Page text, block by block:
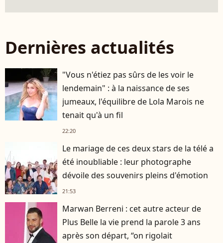
Dernières actualités
"Vous n'étiez pas sûrs de les voir le
lendemain" : à la naissance de ses
jumeaux, l'équilibre de Lola Marois ne
tenait qu'à un fil
22:20
Le mariage de ces deux stars de la télé a
été inoubliable : leur photographe
dévoile des souvenirs pleins d'émotion
21:53
Marwan Berreni : cet autre acteur de
Plus Belle la vie prend la parole 3 ans
après son départ, “on rigolait